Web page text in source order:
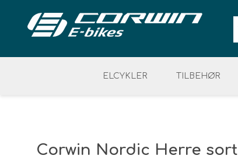
ELCYKLER TILBEHØR
Corwin Nordic Herre sort